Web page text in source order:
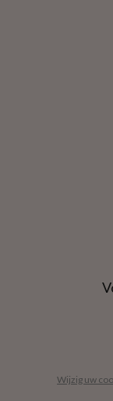
Wijzig uw